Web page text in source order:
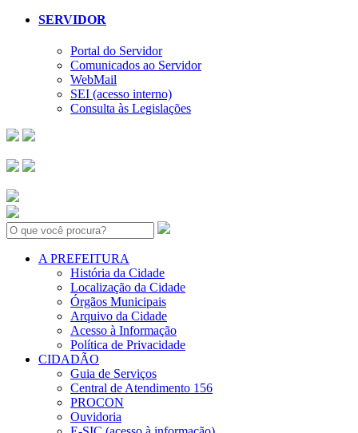
SERVIDOR
Portal do Servidor
Comunicados ao Servidor
WebMail
SEI (acesso interno)
Consulta às Legislações
Search:
A PREFEITURA
História da Cidade
Localização da Cidade
Órgãos Municipais
Arquivo da Cidade
Acesso à Informação
Política de Privacidade
CIDADÃO
Guia de Serviços
Central de Atendimento 156
PROCON
Ouvidoria